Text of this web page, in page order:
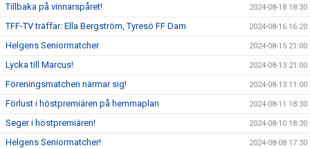
Tillbaka på vinnarspåret! 2024-08-18 18:30
TFF-TV träffar: Ella Bergström, Tyresö FF Dam 2024-08-16 16:20
Helgens Seniormatcher 2024-08-15 21:00
Lycka till Marcus! 2024-08-13 21:00
Föreningsmatchen närmar sig! 2024-08-13 11:00
Förlust i höstpremiären på hemmaplan 2024-08-11 18:30
Seger i höstpremiären! 2024-08-10 18:30
Helgens Seniormatcher! 2024-08-08 17:30